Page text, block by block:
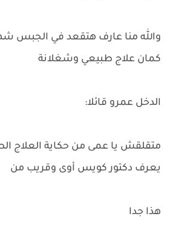
والله منا عارف هتقعد في الجبس
كمان علاج طبيعي وشغلانة
الدخل عمرو قائلا:
متقلقش يا عمى من حكاية العلاج
يعرف دكتور كويس أوى وقريب من
هذا جدا